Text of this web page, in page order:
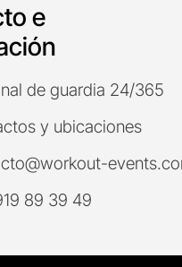
e
de guardia 24/365
y ubicaciones
89 39 49